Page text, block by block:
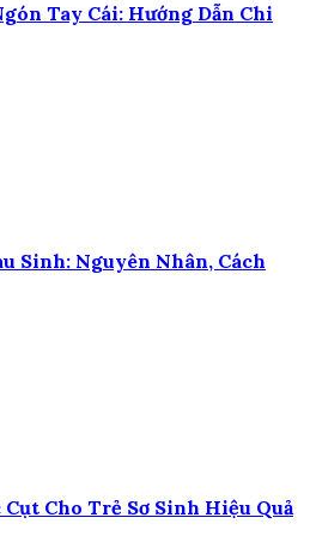
Tay Cái: Hướng Dẫn Chi
Sinh: Nguyên Nhân, Cách
Cho Trẻ Sơ Sinh Hiệu Quả